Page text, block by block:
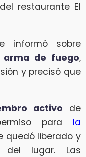
restaurante El
informó sobre
arma de fuego,
y precisó que
activo de
para la
quedó liberado y
del lugar. Las